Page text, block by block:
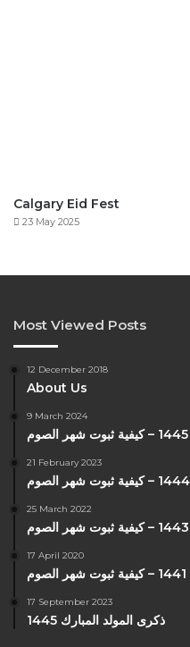
Calgary Eid Fest
23 May 2025
Most Viewed Posts
12 December 2018
About Us
9 March 2024
21 February 2023
25 March 2022
17 April 2020
17 September 2023
ذكرى المولد المبارك 1445